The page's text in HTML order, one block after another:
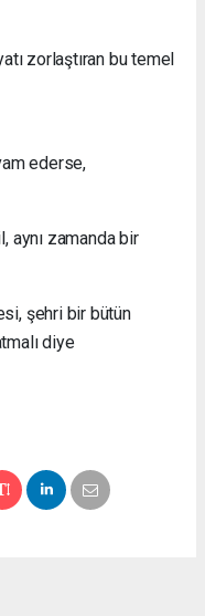
zorlaştıran bu temel
ederse,
zamanda bir
şehri bir bütün
diye